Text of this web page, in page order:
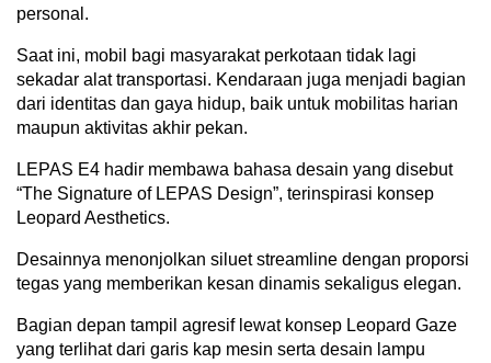
personal.
Saat ini, mobil bagi masyarakat perkotaan tidak lagi
sekadar alat transportasi. Kendaraan juga menjadi bagian
dari identitas dan gaya hidup, baik untuk mobilitas harian
maupun aktivitas akhir pekan.
LEPAS E4 hadir membawa bahasa desain yang disebut
“The Signature of LEPAS Design”, terinspirasi konsep
Leopard Aesthetics.
Desainnya menonjolkan siluet streamline dengan proporsi
tegas yang memberikan kesan dinamis sekaligus elegan.
Bagian depan tampil agresif lewat konsep Leopard Gaze
yang terlihat dari garis kap mesin serta desain lampu